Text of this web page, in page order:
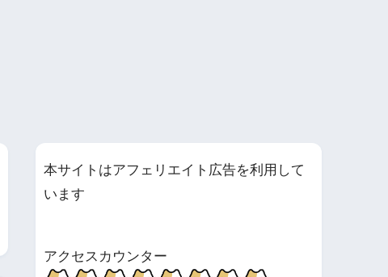
本サイトはアフェリエイト広告を利用して
います
アクセスカウンター